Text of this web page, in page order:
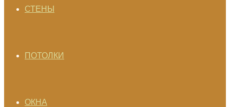
СТЕНЫ
ПОТОЛКИ
ОКНА